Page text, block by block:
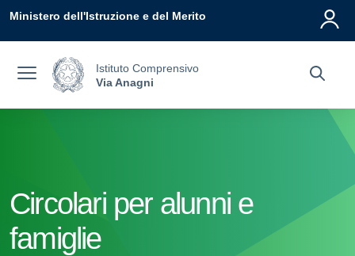
Ministero dell'Istruzione e del Merito
Istituto Comprensivo
Via Anagni
Circolari per alunni e
famiglie